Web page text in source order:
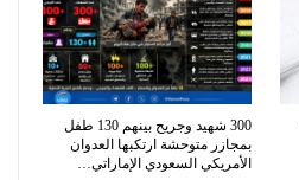
300 شهيد وجريح بينهم 130 طفل
بمجازر متوحشة ارتكبها العدوان
الأمريكي السعودي الإماراتي…